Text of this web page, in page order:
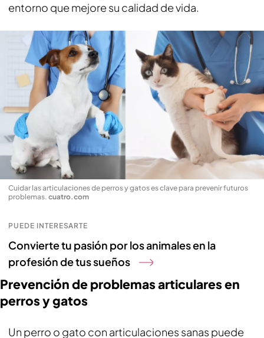
entorno que mejore su calidad de vida.
Cuidar las articulaciones de perros y gatos es clave para prevenir futuros
problemas. cuatro.com
PUEDE INTERESARTE
Convierte tu pasión por los animales en la
profesión de tus sueños
Prevención de problemas articulares en
perros y gatos
Un perro o gato con articulaciones sanas puede